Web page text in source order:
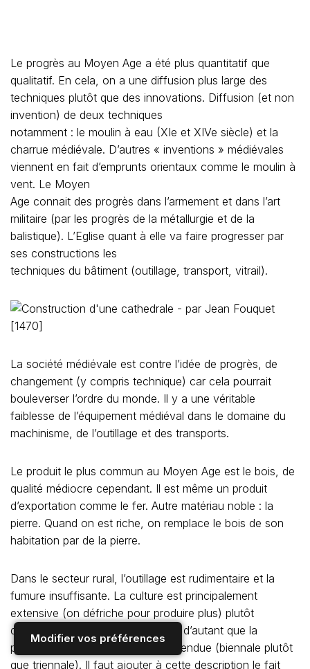
Modifier vos préférences
Le progrès au Moyen Age a été plus quantitatif que
qualitatif. En cela, on a une diffusion plus large des
techniques plutôt que des innovations. Diffusion (et non
invention) de deux techniques
notamment : le moulin à eau (XIe et XIVe siècle) et la
charrue médiévale. D’autres « inventions » médiévales
viennent en fait d’emprunts orientaux comme le moulin à
vent. Le Moyen
Age connait des progrès dans l’armement et dans l’art
militaire (par les progrès de la métallurgie et de la
balistique). L’Eglise quant à elle va faire progresser par
ses constructions les
techniques du bâtiment (outillage, transport, vitrail).
La société médiévale est contre l’idée de progrès, de
changement (y compris technique) car cela pourrait
bouleverser l’ordre du monde. Il y a une véritable
faiblesse de l’équipement médiéval dans le domaine du
machinisme, de l’outillage et des transports.
Le produit le plus commun au Moyen Age est le bois, de
qualité médiocre cependant. Il est même un produit
d’exportation comme le fer. Autre matériau noble : la
pierre. Quand on est riche, on remplace le bois de son
habitation par de la pierre.
Dans le secteur rural, l’outillage est rudimentaire et la
fumure insuffisante. La culture est principalement
extensive (on défriche pour produire plus) plutôt
qu’intensive. La terre s’épuise vite d’autant que la
pratique de la jachère n’est pas étendue (biennale plutôt
que triennale). Il faut ajouter à cette description le fait